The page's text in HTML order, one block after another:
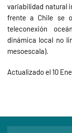
variabilidad natural
frente a Chile se
teleconexión
dinámica local no
mesoescala).
Actualizado el 10